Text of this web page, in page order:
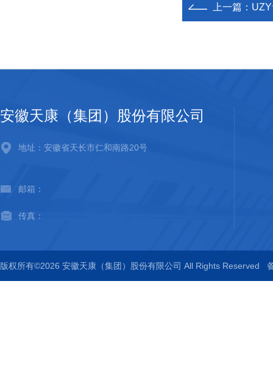
上一篇：
安徽天康（集团）股份有限公司
地址：安徽省天长市仁和南路20号
邮箱：
传真：
版权所有©2026 安徽天康（集团）股份有限公司 All Rights Reserved